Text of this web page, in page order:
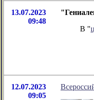
13.07.2023
09:48
В "
12.07.2023
09:05